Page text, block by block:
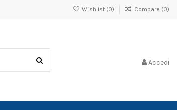
Wishlist (0) Compare (0)
Accedi